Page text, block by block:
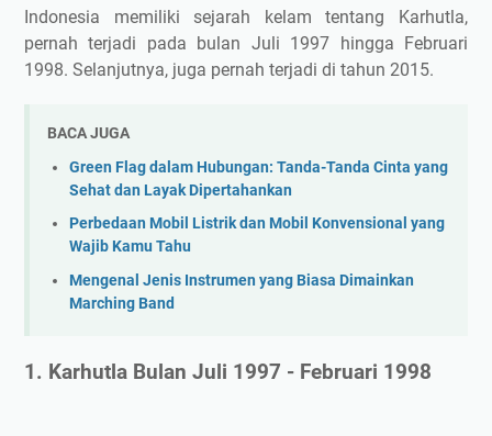
Indonesia memiliki sejarah kelam tentang Karhutla,
pernah terjadi pada bulan Juli 1997 hingga Februari
1998. Selanjutnya, juga pernah terjadi di tahun 2015.
BACA JUGA
Green Flag dalam Hubungan: Tanda-Tanda Cinta yang
Sehat dan Layak Dipertahankan
Perbedaan Mobil Listrik dan Mobil Konvensional yang
Wajib Kamu Tahu
Mengenal Jenis Instrumen yang Biasa Dimainkan
Marching Band
1. Karhutla Bulan Juli 1997 - Februari 1998